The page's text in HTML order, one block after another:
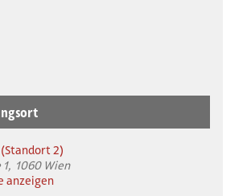
2)
1060 Wien
anzeigen